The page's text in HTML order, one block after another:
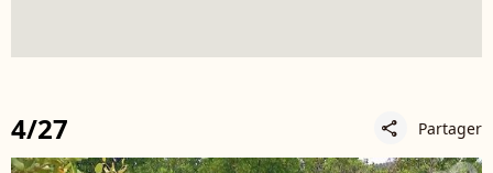
4/27 share Partager